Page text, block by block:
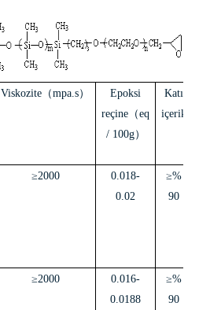
Viskozite （mpa.s）
Epoksi
reçine （eq
/ 100g）
Katı
içerik
≥2000
0.018-
0.02
≥%
90
≥2000
0.016-
0.0188
≥%
90